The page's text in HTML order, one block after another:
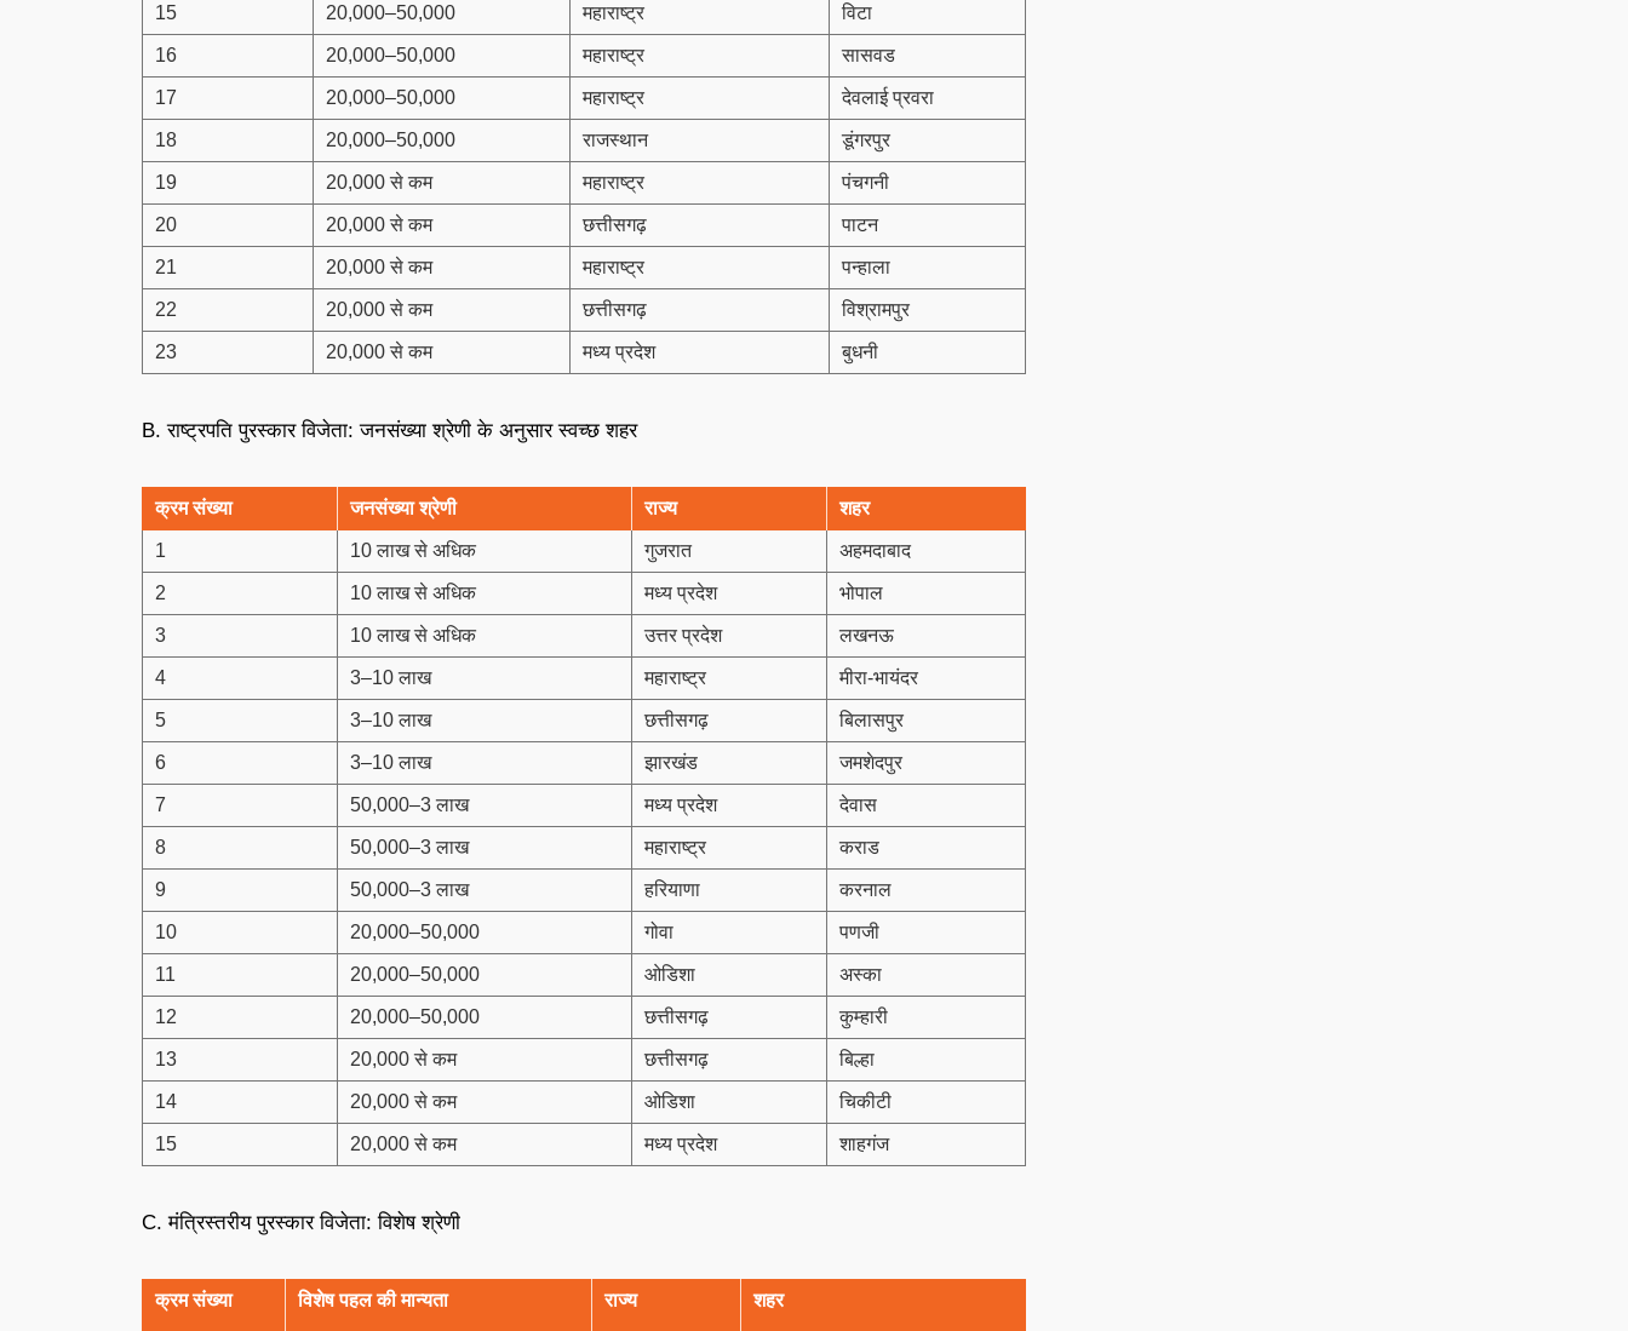
15 20,000–50,000 महाराष्ट्र विटा
16 20,000–50,000 महाराष्ट्र सासवड
17 20,000–50,000 महाराष्ट्र देवलाई प्रवरा
18 20,000–50,000 राजस्थान डूंगरपुर
19 20,000 से कम महाराष्ट्र पंचगनी
20 20,000 से कम छत्तीसगढ़ पाटन
21 20,000 से कम महाराष्ट्र पन्हाला
22 20,000 से कम छत्तीसगढ़ विश्रामपुर
23 20,000 से कम मध्य प्रदेश बुधनी
B. राष्ट्रपति पुरस्कार विजेता: जनसंख्या श्रेणी के अनुसार स्वच्छ शहर
क्रम संख्या जनसंख्या श्रेणी राज्य शहर
1 10 लाख से अधिक गुजरात अहमदाबाद
2 10 लाख से अधिक मध्य प्रदेश भोपाल
3 10 लाख से अधिक उत्तर प्रदेश लखनऊ
4 3–10 लाख महाराष्ट्र मीरा-भायंदर
5 3–10 लाख छत्तीसगढ़ बिलासपुर
6 3–10 लाख झारखंड जमशेदपुर
7 50,000–3 लाख मध्य प्रदेश देवास
8 50,000–3 लाख महाराष्ट्र कराड
9 50,000–3 लाख हरियाणा करनाल
10 20,000–50,000 गोवा पणजी
11 20,000–50,000 ओडिशा अस्का
12 20,000–50,000 छत्तीसगढ़ कुम्हारी
13 20,000 से कम छत्तीसगढ़ बिल्हा
14 20,000 से कम ओडिशा चिकीटी
15 20,000 से कम मध्य प्रदेश शाहगंज
C. मंत्रिस्तरीय पुरस्कार विजेता: विशेष श्रेणी
क्रम संख्या विशेष पहल की मान्यता राज्य शहर